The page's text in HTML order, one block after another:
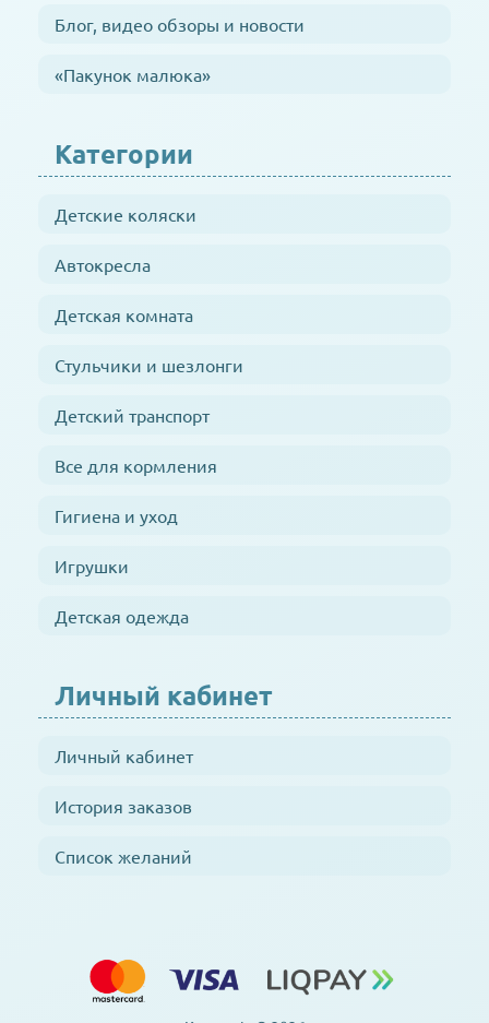
Блог, видео обзоры и новости
«Пакунок малюка»
Категории
Детские коляски
Автокресла
Детская комната
Стульчики и шезлонги
Детский транспорт
Все для кормления
Гигиена и уход
Игрушки
Детская одежда
Личный кабинет
Личный кабинет
История заказов
Список желаний